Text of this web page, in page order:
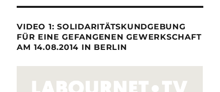
VIDEO 1: SOLIDARITÄTSKUNDGEBUNG
FÜR EINE GEFANGENEN GEWERKSCHAFT
AM 14.08.2014 IN BERLIN